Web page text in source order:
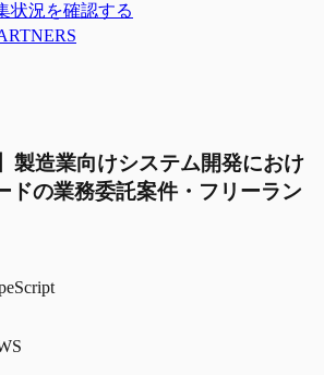
状況を確認する
製造業向けシステム開発におけ
ドの業務委託案件・フリーラン